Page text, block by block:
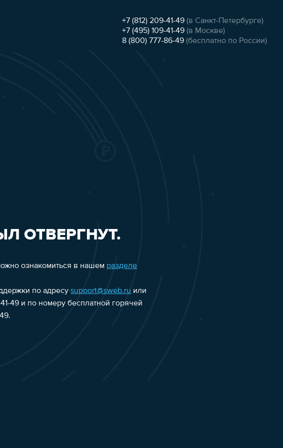
+7 (812) 209-41-49 (в Санкт-Петербурге)
+7 (495) 109-41-49 (в Москве)
8 (800) 777-86-49 (бесплатно по России)
ОТВЕРГНУТ.
ознакомиться в нашем разделе
по адресуsupport@sweb.ru или
49 и по номеру бесплатной горячей